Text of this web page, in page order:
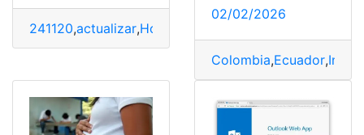
241120,actualizar,Hoja de vida
02/02/2026
Colombia,Ecuador,